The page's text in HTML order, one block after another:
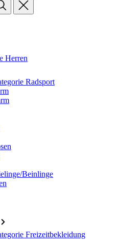
Herren
Beinlinge
Freizeitbekleidung
Triathlon